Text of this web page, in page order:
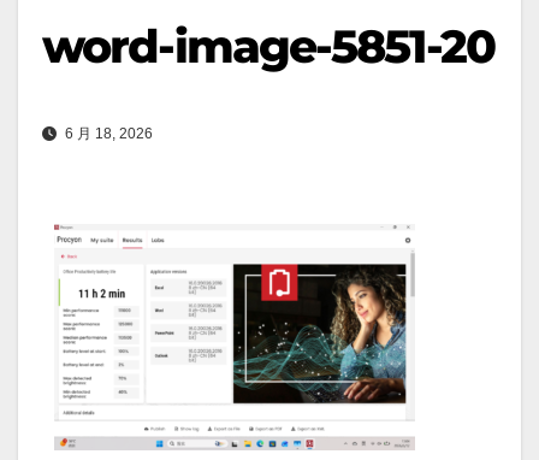
word-image-5851-20
6 月 18, 2026